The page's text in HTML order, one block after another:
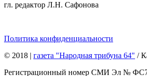
гл. редактор Л.Н. Сафонова
Политика конфиденциальности
© 2018 | газета "Народная трибуна 64" /
Регистрационный номер СМИ Эл №